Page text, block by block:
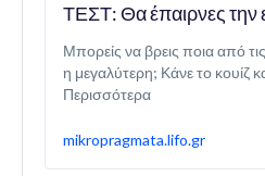
ΤΕΣΤ: Θα έπαιρνες την
Μπορείς να βρεις ποια από
η μεγαλύτερη; Κάνε το κουίζ
Περισσότερα
mikropragmata.lifo.gr